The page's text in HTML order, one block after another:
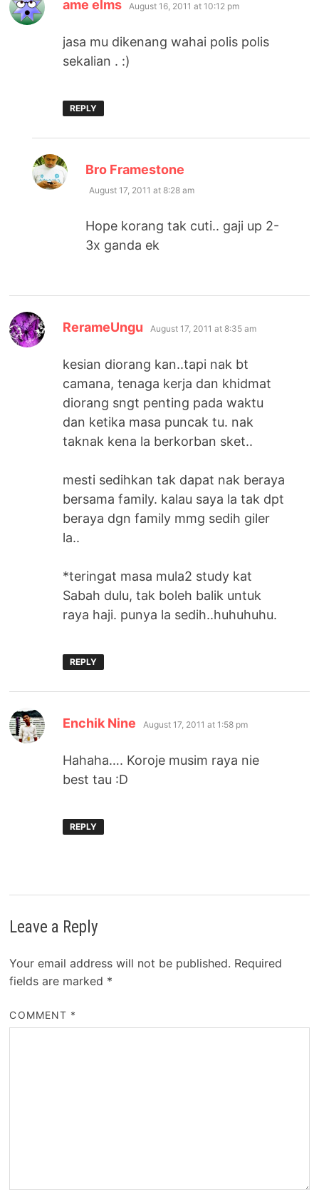
ame elms August 16, 2011 at 10:12 pm
jasa mu dikenang wahai polis polis
sekalian . :)
REPLY
Bro Framestone
August 17, 2011 at 8:28 am
Hope korang tak cuti.. gaji up 2-
3x ganda ek
RerameUngu says:
August 17, 2011 at 8:35 am
kesian diorang kan..tapi nak bt
camana, tenaga kerja dan khidmat
diorang sngt penting pada waktu
dan ketika masa puncak tu. nak
taknak kena la berkorban sket..
mesti sedihkan tak dapat nak beraya
bersama family. kalau saya la tak dpt
beraya dgn family mmg sedih giler
la..
*teringat masa mula2 study kat
Sabah dulu, tak boleh balik untuk
raya haji. punya la sedih..huhuhuhu.
REPLY
Enchik Nine says:
August 17, 2011 at 1:58 pm
Hahaha…. Koroje musim raya nie
best tau :D
REPLY
Leave a Reply
Your email address will not be published. Required
fields are marked *
COMMENT *